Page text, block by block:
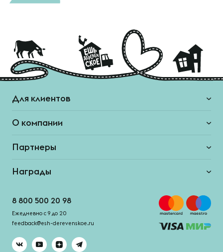
Для клиентов
О компании
Партнеры
Награды
8 800 500 20 98
Ежедневно с 9 до 20
feedback@esh-derevenskoe.ru